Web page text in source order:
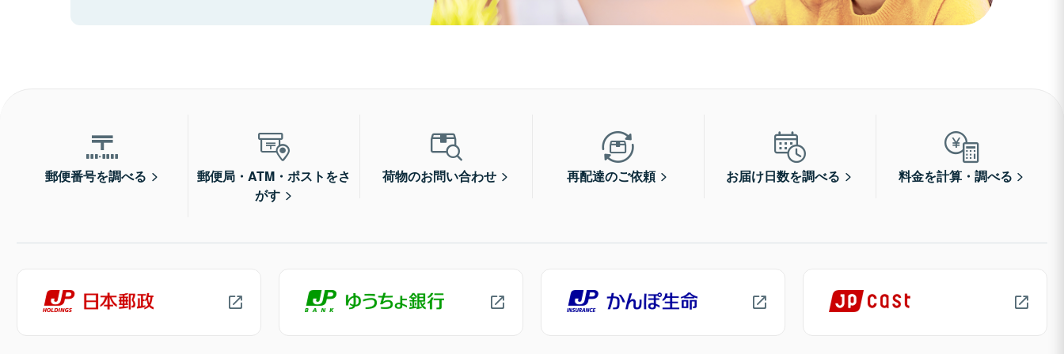
郵便番号を調べる
郵便局・ATM・ポストをさ
がす
荷物のお問い合わせ 再配達のご依頼 お届け日数を調べる 料金を計算・調べる